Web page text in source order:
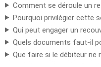
Comment se déroule un
Pourquoi privilégier cette
Qui peut engager un
Quels documents faut-il
Que faire si le débiteur ne